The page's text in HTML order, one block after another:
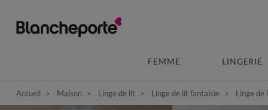
FEMME LINGERIE
Accueil Maison Linge de lit Linge de lit fantaisie Linge de